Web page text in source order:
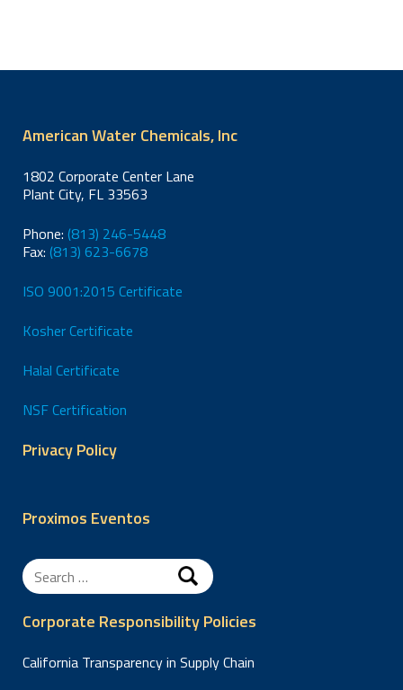
American Water Chemicals, Inc
1802 Corporate Center Lane
Plant City, FL 33563
Phone: (813) 246-5448
Fax: (813) 623-6678
ISO 9001:2015 Certificate
Kosher Certificate
Halal Certificate
NSF Certification
Privacy Policy
Proximos Eventos
Search
for:
Corporate Responsibility Policies
California Transparency in Supply Chain